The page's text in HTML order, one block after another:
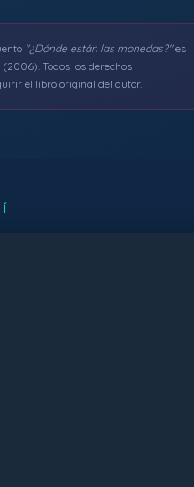
"¿Dónde están las monedas?"es
Todos los derechos
el libro original del autor.